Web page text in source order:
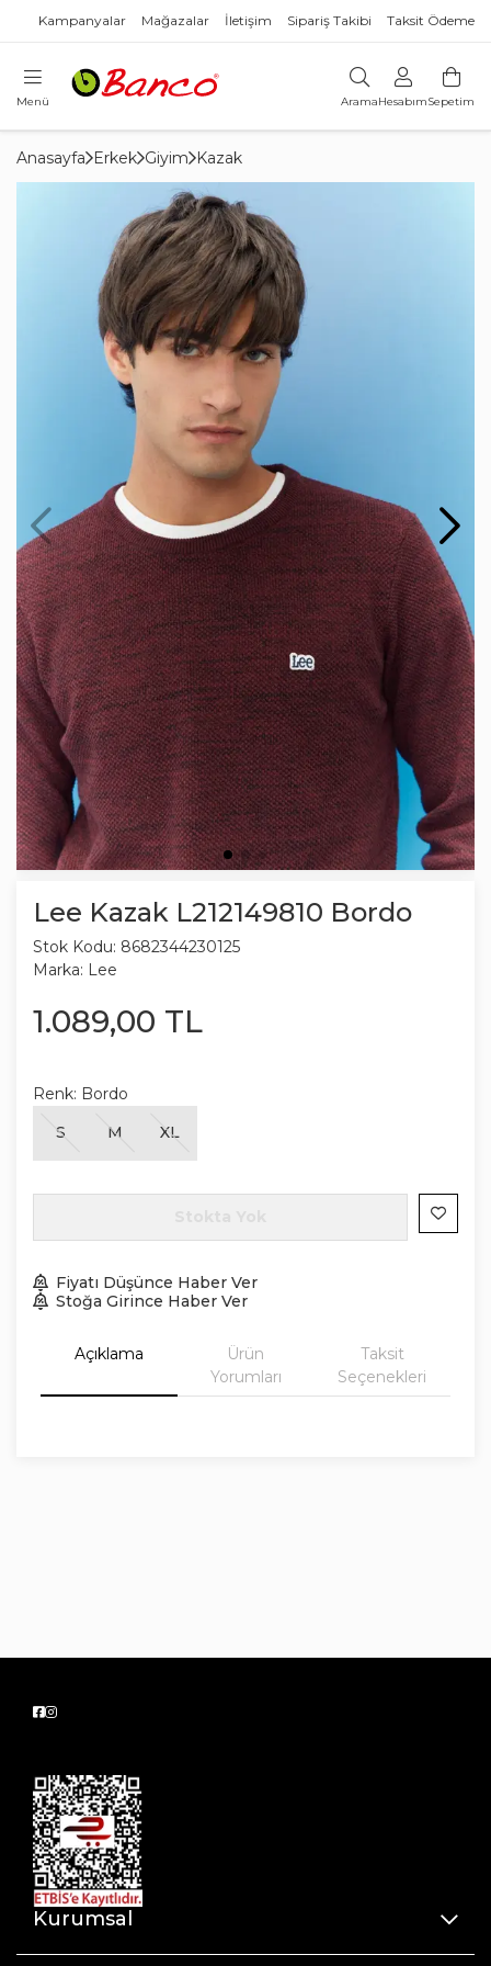
Kampanyalar Mağazalar İletişim Sipariş Takibi Taksit Ödeme
Menü AramaHesabımSepetim
Anasayfa Erkek Giyim Kazak
Lee Kazak L212149810 Bordo
Stok Kodu: 8682344230125
Marka: Lee
1.089,00 TL
Renk: Bordo
S
M XL
Fiyatı Düşünce Haber Ver
Stoğa Girince Haber Ver
Açıklama
Ürün
Yorumları
Taksit
Seçenekleri
Kurumsal